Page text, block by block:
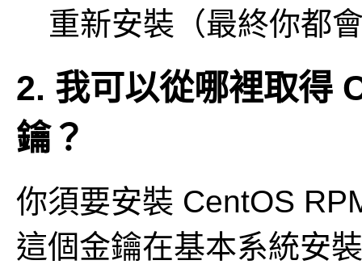
重新安裝（最終你都
2. 我可以從哪裡取得
鑰？
你須要安裝 CentOS
這個金鑰在基本系統安